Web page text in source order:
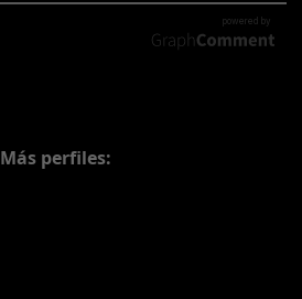
Más perfiles: